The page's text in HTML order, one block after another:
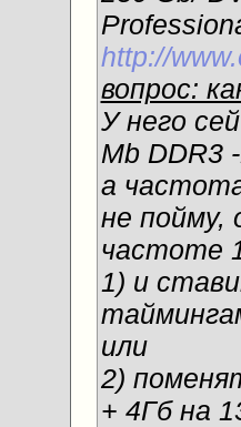
http://
вопрос:
У него
Mb DDR3
а
не пойму,
частоте
1) и
или
2)
+ 4Гб на